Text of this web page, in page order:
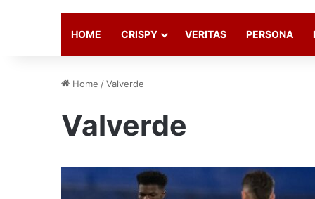
HOME CRISPY VERITAS PERSONA
Home /Valverde
Valverde